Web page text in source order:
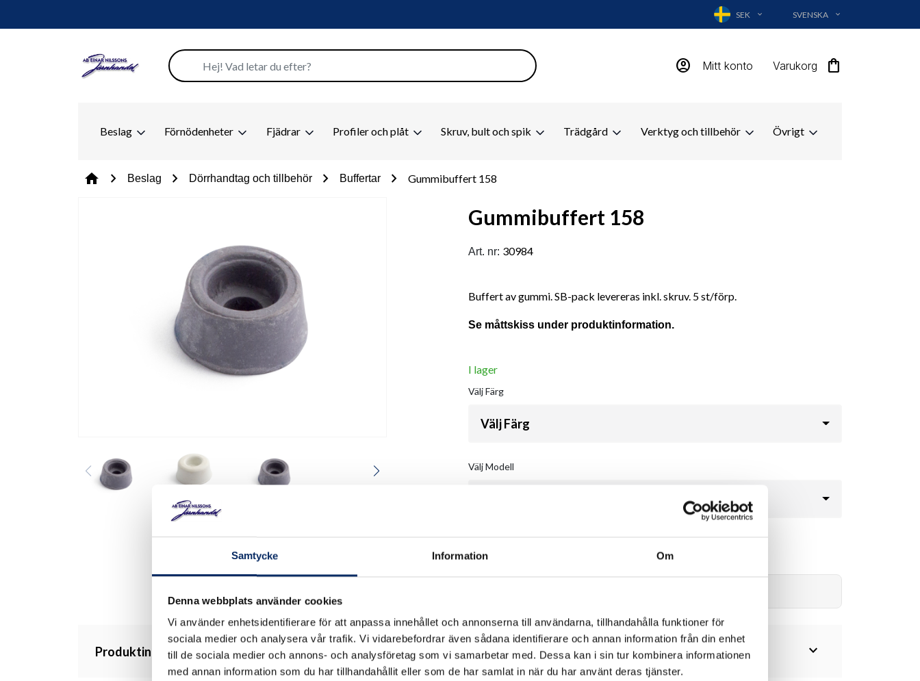
Samtycke Information Om
Denna webbplats använder cookies
Vi använder enhetsidentifierare för att anpassa innehållet och annonserna till användarna, tillhandahålla funktioner för
sociala medier och analysera vår trafik. Vi vidarebefordrar även sådana identifierare och annan information från din enhet
till de sociala medier och annons- och analysföretag som vi samarbetar med. Dessa kan i sin tur kombinera informationen
med annan information som du har tillhandahållit eller som de har samlat in när du har använt deras tjänster.
SEK EXPAND_MORE SVENSKA EXPAND_MORE
account_circle Mitt konto Varukorg shopping_bag
Beslag Förnödenheter Fjädrar Profiler och plåt Skruv, bult och spik Trädgård Verktyg och tillbehör Övrigt
home chevron_right Beslag chevron_right Dörrhandtag och tillbehör chevron_right Buffertar chevron_right Gummibuffert 158
Gummibuffert 158
Art. nr: 30984
Buffert av gummi. SB-pack levereras inkl. skruv. 5 st/förp.
Se måttskiss under produktinformation.
I lager
VäljFärg
Välj Färg
VäljModell
Produktinformation expand_more